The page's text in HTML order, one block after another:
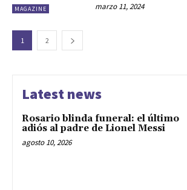
MAGAZINE marzo 11, 2024
1 2
Latest news
Rosario blinda funeral: el último
adiós al padre de Lionel Messi
agosto 10, 2026